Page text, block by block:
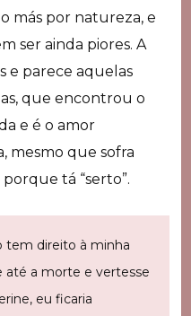
más por natureza, e
ser ainda piores. A
e parece aquelas
que encontrou o
e é o amor
mesmo que sofra
tá “serto”.
tem direito à minha
até a morte e vertesse
eu ficaria